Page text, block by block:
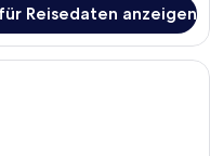
Reisedaten anzeigen
mit Etagenbetten,